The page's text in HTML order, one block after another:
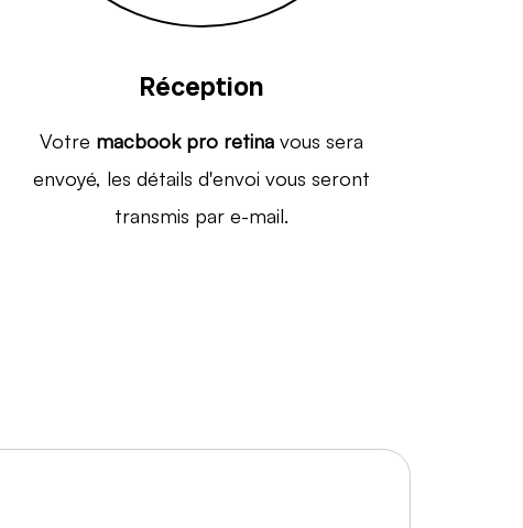
Réception
Votre macbook pro retina vous sera
envoyé, les détails d'envoi vous seront
transmis par e-mail.